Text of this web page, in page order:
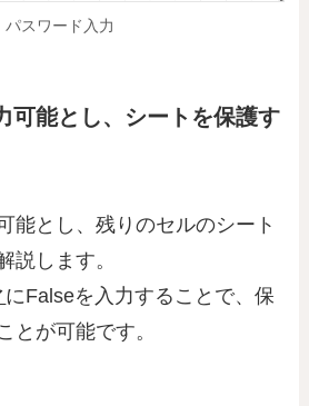
パスワード入力
可能とし、シートを保護す
能とし、残りのセルのシート
説します。
にFalseを入力することで、保
とが可能です。